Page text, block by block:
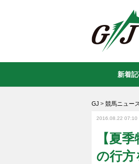
GJ > 競馬ニュー
2016.08.22 07:10
【夏
の行
新着